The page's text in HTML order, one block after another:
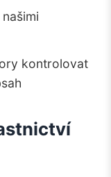
kontrolovat